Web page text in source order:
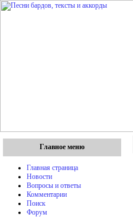
Главное меню
Главная страница
Новости
Вопросы и ответы
Комментарии
Поиск
Форум